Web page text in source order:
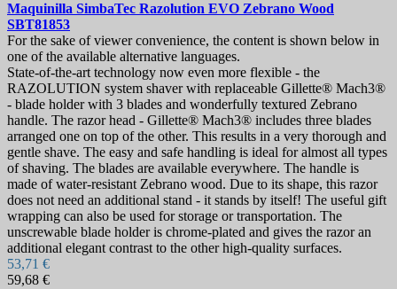
Maquinilla SimbaTec Razolution EVO Zebrano Wood
SBT81853
For the sake of viewer convenience, the content is shown below in
one of the available alternative languages.
State-of-the-art technology now even more flexible - the
RAZOLUTION system shaver with replaceable Gillette® Mach3®
- blade holder with 3 blades and wonderfully textured Zebrano
handle. The razor head - Gillette® Mach3® includes three blades
arranged one on top of the other. This results in a very thorough and
gentle shave. The easy and safe handling is ideal for almost all types
of shaving. The blades are available everywhere. The handle is
made of water-resistant Zebrano wood. Due to its shape, this razor
does not need an additional stand - it stands by itself! The useful gift
wrapping can also be used for storage or transportation. The
unscrewable blade holder is chrome-plated and gives the razor an
additional elegant contrast to the other high-quality surfaces.
53,71 €
59,68 €